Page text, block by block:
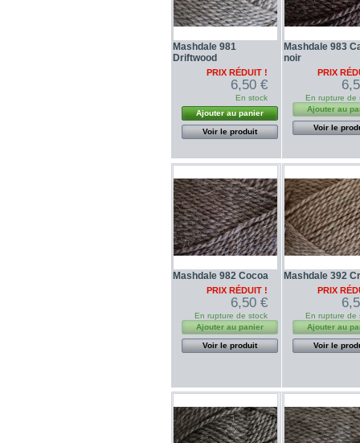
Mashdale 981
Driftwood
PRIX RÉDUIT !
6,50 €
En stock
Ajouter au panier
Voir le produit
Mashdale 983
noir
PRIX
En rupture de
Ajouter au
Voir le
Mashdale 982 Cocoa
PRIX RÉDUIT !
6,50 €
En rupture de stock
Ajouter au panier
Voir le produit
Mashdale 392
PRIX
En rupture de
Ajouter au
Voir le